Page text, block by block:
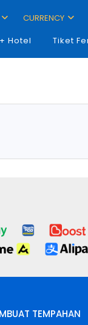
CURRENCY
Hotel Tiket
TEMPAHAN